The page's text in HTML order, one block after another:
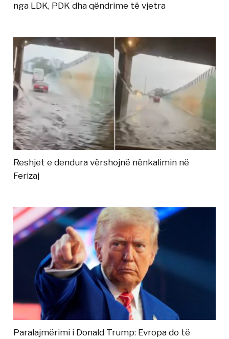
nga LDK, PDK dha qëndrime të vjetra
Reshjet e dendura vërshojnë nënkalimin në
Ferizaj
Paralajmërimi i Donald Trump: Evropa do të